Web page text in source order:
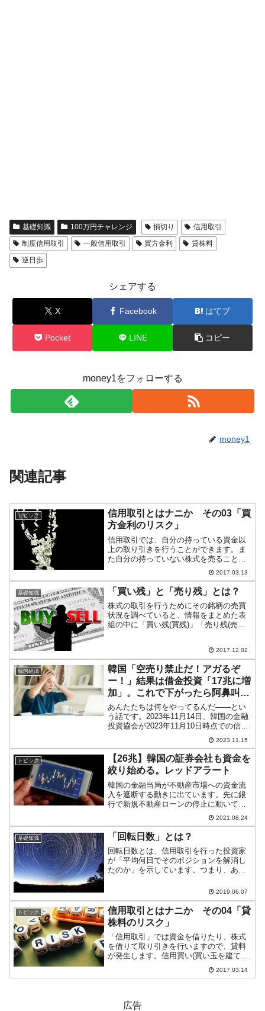
基礎知識 100万円チャレンジ 損切り
信用取引
制度信用取引
一般信用取引 買方金利
貸株料
逆日歩
シェアする
X Facebook はてブ
Pocket LINE コピー
money1をフォローする
money1
関連記事
トピック
信用取引とはナニか その03「買
方金利のリスク」
信用取引では、自分の持っている資金以
上の取り引きを行うことができます。ま
た自分の持っていない株式を売ることも
できます。ただし、この特殊な取り引き
にはリスクもあります。今回はそのリス
クについてご紹介します。「信用買い」
「信用売り」どちらの場合...
2017.03.13
基礎知識 「買い残」と「売り残」とは？
株式の取引を行うためにその銘柄の売買
状況を調べていると、情報をまとめた表
組の中に「買い残(買残)」「売り残(売
しょう。■「買い残」「売り残」は信用取
引における株式...
2017.12.02
韓国経済
韓国「空売り禁止だ！アガるぞ
ー！」結果は借金投資「17兆に増
加」。これで下がったら阿鼻叫喚
の地獄絵図です
あんたたちは何をやってるんだ――とい
う話です。2023年11月14日、韓国の金融
投資協会が2023年11月10日時点での信用
融資取引残高を公表したのですが、これ
が「17兆1,173億ウォン」となりました。
何度もご紹介しているとおり、韓国金
融...
2023.11.15
トピック
【26兆】韓国の証券会社も資金を
絞り始める。レッドアラート
韓国の金融当局が不動産市場への資金流
入を遮断する動きに出ています。先に銀
行で新規不動産ローンの停止に動いてい
るという件をご紹介しましたが、今度は
証券市場です。証券会社が投資家に対す
る資金提供を絞ろうという動きに出てい
ます。『韓国投資証券』は...
2021.08.24
基礎知識 「回転日数」とは？
回転日数とは、信用取引を行った投資家
が「平均何日でそのポジションを解消し
たのか」を示しています。つまり、ある
のポジションを解消するまでの日数ある
のポジションを解消するま...
2019.06.07
トピック
信用取引とはナニか その04「貸
株料のリスク」
「信用取引」では資金を借りたり、株式
を借りて取り引きを行いますので、貸料
が発生します。信用買い(買い玉を建てる)
の場合には「買方金利」が取られ、信用
売り(売り玉を建てる)場合には「貸株料」
2017.03.14
広告